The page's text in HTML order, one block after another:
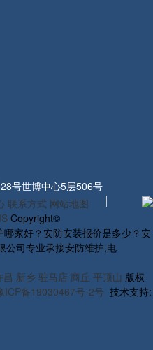
号世博中心5层506号
联系方式 网站地图
Copyright©
哪家好？安防安装报价是多少？安
公司专业承接安防维护,电
昌 新乡 驻马店 商丘 平顶山 版权
ICP备19030467号-2号 技术支持: